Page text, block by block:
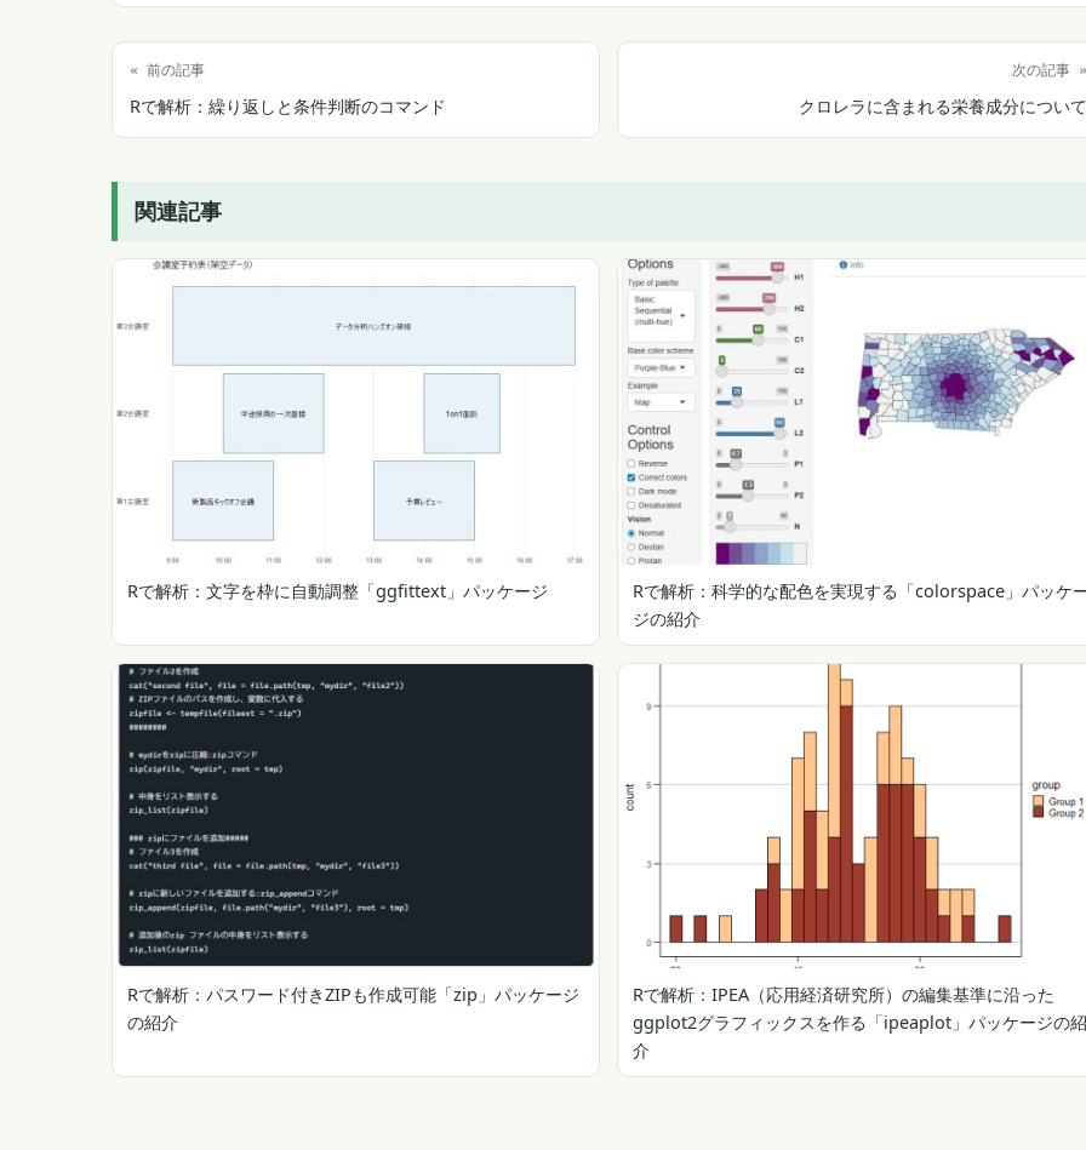
« 前の記事
Rで解析：繰り返しと条件判断のコマンド
次の記事 »
クロレラに含まれる栄養成分について
関連記事
Rで解析：文字を枠に自動調整「ggfittext」パッケージ
Rで解析：科学的な配色を実現する「colorspace」パッケ
ジの紹介
Rで解析：パスワード付きZIPも作成可能「zip」パッケージ
の紹介
Rで解析：IPEA（応用経済研究所）の編集基準に沿った
ggplot2グラフィックスを作る「ipeaplot」パッケージの紹
介